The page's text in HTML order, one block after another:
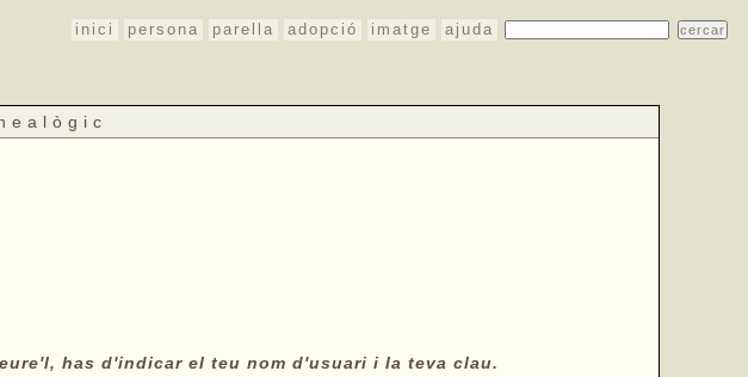
inici persona parella adopció imatge ajuda
has d'indicar el teu nom d'usuari i la teva clau.